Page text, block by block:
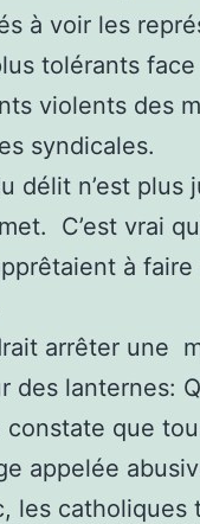
à voir les
tolérants
violents des
syndicales.
délit n’est plus
C’est vrai
à
arrêter une
des lanternes:
que
appelée
les catholiques